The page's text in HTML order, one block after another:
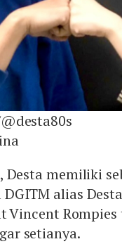
Desta memiliki
alias
Vincent
setianya.